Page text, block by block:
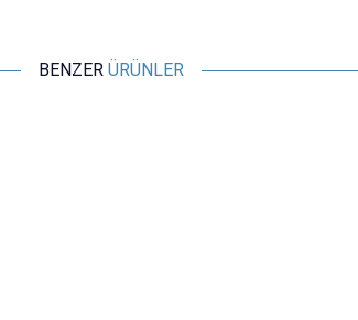
BENZER ÜRÜNLER